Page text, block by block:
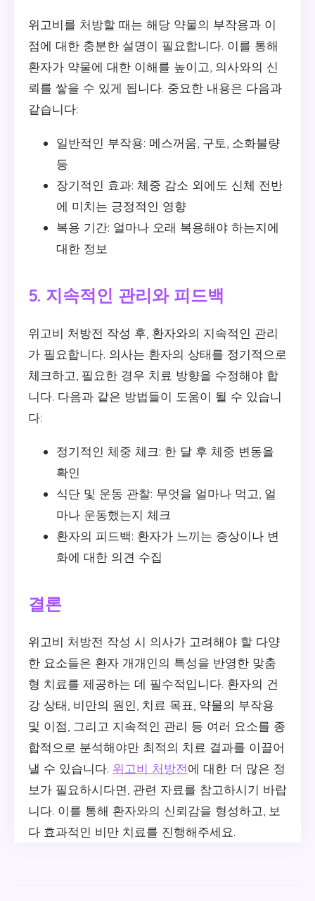
위고비를 처방할 때는 해당 약물의 부작용과 이
점에 대한 충분한 설명이 필요합니다. 이를 통해
환자가 약물에 대한 이해를 높이고, 의사와의 신
뢰를 쌓을 수 있게 됩니다. 중요한 내용은 다음과
같습니다:
일반적인 부작용: 메스꺼움, 구토, 소화불량
등
장기적인 효과: 체중 감소 외에도 신체 전반
에 미치는 긍정적인 영향
복용 기간: 얼마나 오래 복용해야 하는지에
대한 정보
5. 지속적인 관리와 피드백
위고비 처방전 작성 후, 환자와의 지속적인 관리
가 필요합니다. 의사는 환자의 상태를 정기적으로
체크하고, 필요한 경우 치료 방향을 수정해야 합
니다. 다음과 같은 방법들이 도움이 될 수 있습니
다:
정기적인 체중 체크: 한 달 후 체중 변동을
확인
식단 및 운동 관찰: 무엇을 얼마나 먹고, 얼
마나 운동했는지 체크
환자의 피드백: 환자가 느끼는 증상이나 변
화에 대한 의견 수집
결론
위고비 처방전 작성 시 의사가 고려해야 할 다양
한 요소들은 환자 개개인의 특성을 반영한 맞춤
형 치료를 제공하는 데 필수적입니다. 환자의 건
강 상태, 비만의 원인, 치료 목표, 약물의 부작용
및 이점, 그리고 지속적인 관리 등 여러 요소를 종
합적으로 분석해야만 최적의 치료 결과를 이끌어
낼 수 있습니다. 위고비 처방전에 대한 더 많은 정
보가 필요하시다면, 관련 자료를 참고하시기 바랍
니다. 이를 통해 환자와의 신뢰감을 형성하고, 보
다 효과적인 비만 치료를 진행해주세요.